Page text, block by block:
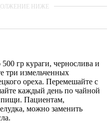
гр кураги, чернослива и
три измельченных
ореха. Перемешайте с
каждый день по чайной
пищи. Пациентам,
можно заменить